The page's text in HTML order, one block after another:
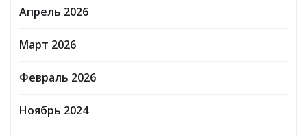
Апрель 2026
Март 2026
Февраль 2026
Ноябрь 2024